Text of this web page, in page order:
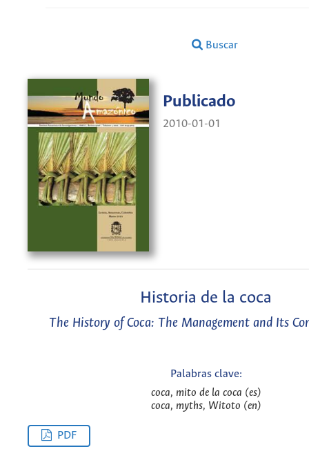
Buscar
Publicado
2010-01-01
Historia de la coca
The History of Coca: The Management and Its
Palabras clave:
coca, mito de la coca (es)
coca, myths, Witoto (en)
PDF